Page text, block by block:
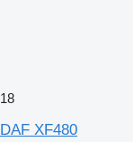
18
DAF XF480